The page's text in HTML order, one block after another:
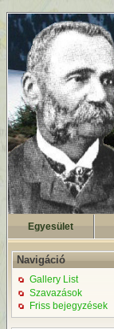
Egyesület
Navigáció
Gallery List
Szavazások
Friss bejegyzések